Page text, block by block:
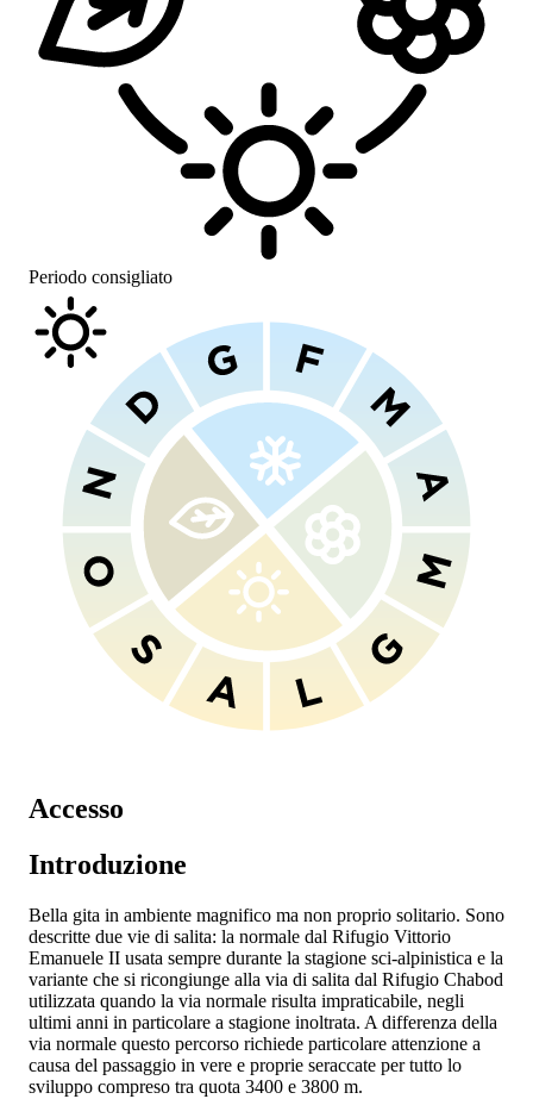
Periodo consigliato
Accesso
Introduzione
Bella gita in ambiente magnifico ma non proprio solitario. Sono
descritte due vie di salita: la normale dal Rifugio Vittorio
Emanuele II usata sempre durante la stagione sci-alpinistica e la
variante che si ricongiunge alla via di salita dal Rifugio Chabod
utilizzata quando la via normale risulta impraticabile, negli
ultimi anni in particolare a stagione inoltrata. A differenza della
via normale questo percorso richiede particolare attenzione a
causa del passaggio in vere e proprie seraccate per tutto lo
sviluppo compreso tra quota 3400 e 3800 m.